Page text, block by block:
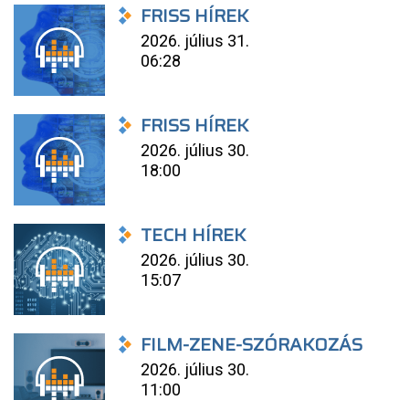
FRISS HÍREK
2026. július 31.
06:28
FRISS HÍREK
2026. július 30.
18:00
TECH HÍREK
2026. július 30.
15:07
FILM-ZENE-SZÓRAKOZÁS
2026. július 30.
11:00